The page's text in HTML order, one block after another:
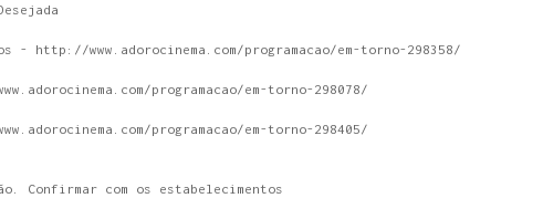
- http://www.adorocinema.com/programacao/em-torno-298358/
programacao/em-torno-298078/
programacao/em-torno-298405/
Confirmar com os estabelecimentos